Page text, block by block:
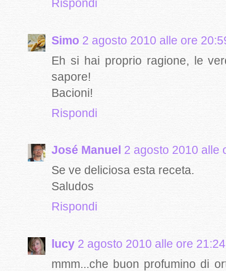
Rispondi
Simo 2 agosto 2010 alle ore
Eh si hai proprio ragione, le
sapore!
Bacioni!
Rispondi
José Manuel 2 agosto 2010 alle
Se ve deliciosa esta receta.
Saludos
Rispondi
lucy 2 agosto 2010 alle ore 21:24
mmm...che buon profumino di